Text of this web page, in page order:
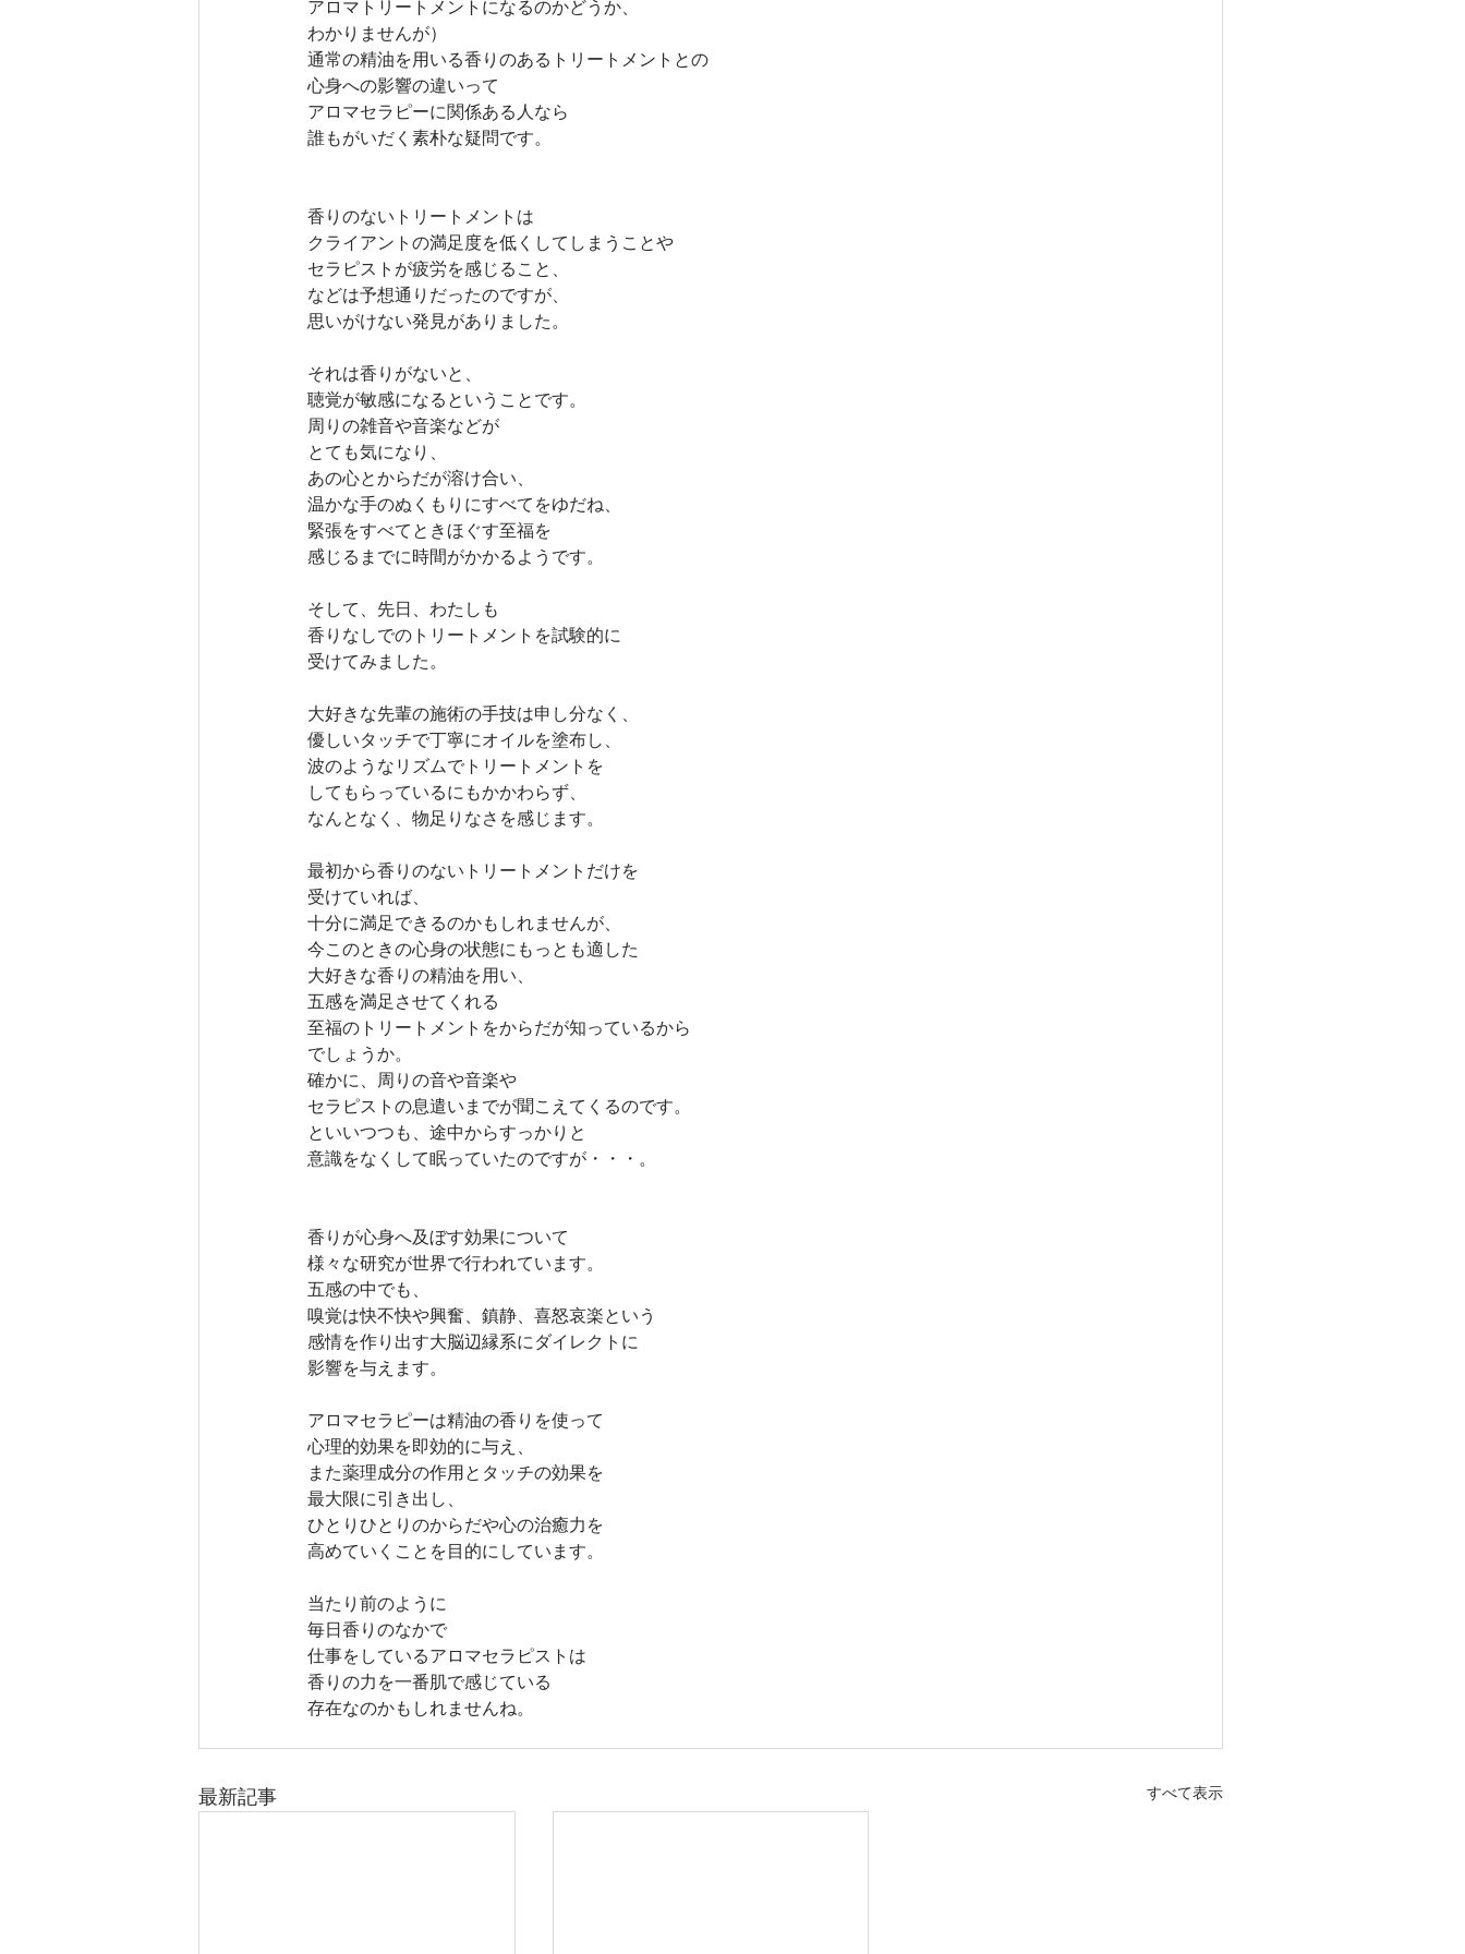
アロマトリートメントになるのかどうか、
わかりませんが）
通常の精油を用いる香りのあるトリートメントとの
心身への影響の違いって
アロマセラピーに関係ある人なら
誰もがいだく素朴な疑問です。
香りのないトリートメントは
クライアントの満足度を低くしてしまうことや
セラピストが疲労を感じること、
などは予想通りだったのですが、
思いがけない発見がありました。
それは香りがないと、
聴覚が敏感になるということです。
周りの雑音や音楽などが
とても気になり、
あの心とからだが溶け合い、
温かな手のぬくもりにすべてをゆだね、
緊張をすべてときほぐす至福を
感じるまでに時間がかかるようです。
そして、先日、わたしも
香りなしでのトリートメントを試験的に
受けてみました。
大好きな先輩の施術の手技は申し分なく、
優しいタッチで丁寧にオイルを塗布し、
波のようなリズムでトリートメントを
してもらっているにもかかわらず、
なんとなく、物足りなさを感じます。
最初から香りのないトリートメントだけを
受けていれば、
十分に満足できるのかもしれませんが、
今このときの心身の状態にもっとも適した
大好きな香りの精油を用い、
五感を満足させてくれる
至福のトリートメントをからだが知っているから
でしょうか。
確かに、周りの音や音楽や
セラピストの息遣いまでが聞こえてくるのです。
といいつつも、途中からすっかりと
意識をなくして眠っていたのですが・・・。
香りが心身へ及ぼす効果について
様々な研究が世界で行われています。
五感の中でも、
嗅覚は快不快や興奮、鎮静、喜怒哀楽という
感情を作り出す大脳辺縁系にダイレクトに
影響を与えます。
アロマセラピーは精油の香りを使って
心理的効果を即効的に与え、
また薬理成分の作用とタッチの効果を
最大限に引き出し、
ひとりひとりのからだや心の治癒力を
高めていくことを目的にしています。
当たり前のように
毎日香りのなかで
仕事をしているアロマセラピストは
香りの力を一番肌で感じている
存在なのかもしれませんね。
最新記事 すべて表示